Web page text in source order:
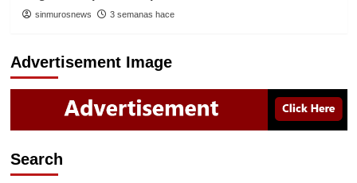
sinmurosnews 3 semanas hace
Advertisement Image
Search